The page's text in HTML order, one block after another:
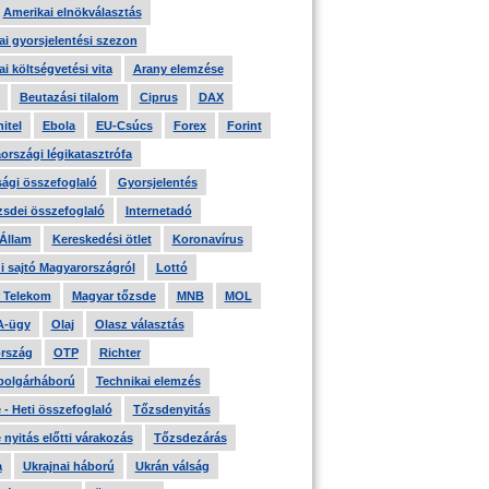
Amerikai elnökválasztás
gyorsjelentési szezon
költségvetési vita Arany elemzése
Beutazási tilalom Ciprus DAX
Ebola EU-Csúcs Forex Forint
légikatasztrófa
összefoglaló Gyorsjelentés
összefoglaló Internetadó
Kereskedési ötlet Koronavírus
sajtó Magyarországról Lottó
Telekom Magyar tőzsde MNB MOL
ügy Olaj Olasz választás
OTP Richter
Technikai elemzés
- Heti összefoglaló Tőzsdenyitás
nyitás előtti várakozás Tőzsdezárás
Ukrajnai háború Ukrán válság